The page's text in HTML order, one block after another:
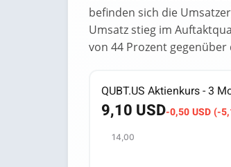
befinden sich die
Umsatz stieg im
von 44 Prozent
QUBT.US Aktienkurs - 3
9,10 USD-0,50 USD (-
14,00